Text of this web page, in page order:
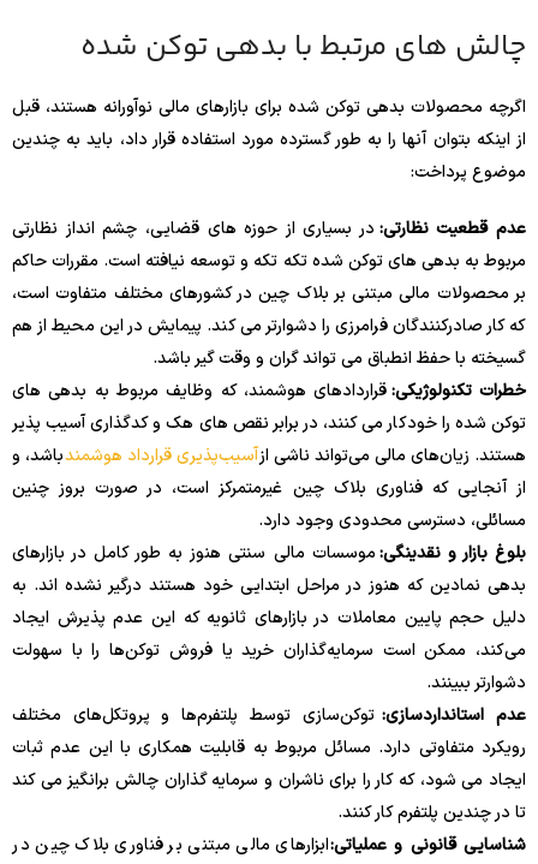
چالش های مرتبط با بدهی توکن شده
اگرچه محصولات بدهی توکن شده برای بازارهای مالی نوآورانه هستند، قبل
از اینکه بتوان آنها را به طور گسترده مورد استفاده قرار داد، باید به چندین
موضوع پرداخت:
عدم قطعیت نظارتی: در بسیاری از حوزه های قضایی، چشم انداز نظارتی
مربوط به بدهی های توکن شده تکه تکه و توسعه نیافته است. مقررات حاکم
بر محصولات مالی مبتنی بر بلاک چین در کشورهای مختلف متفاوت است،
که کار صادرکنندگان فرامرزی را دشوارتر می کند. پیمایش در این محیط از هم
گسیخته با حفظ انطباق می تواند گران و وقت گیر باشد.
خطرات تکنولوژیکی:قراردادهای هوشمند، که وظایف مربوط به بدهی های
توکن شده را خودکار می کنند، در برابر نقص های هک و کدگذاری آسیب پذیر
هستند. زیان‌های مالی می‌تواند ناشی ازآسیب‌پذیری قرارداد هوشمندباشد، و
از آنجایی که فناوری بلاک چین غیرمتمرکز است، در صورت بروز چنین
مسائلی، دسترسی محدودی وجود دارد.
بلوغ بازار و نقدینگی:موسسات مالی سنتی هنوز به طور کامل در بازارهای
بدهی نمادین که هنوز در مراحل ابتدایی خود هستند درگیر نشده اند. به
دلیل حجم پایین معاملات در بازارهای ثانویه که این عدم پذیرش ایجاد
می‌کند، ممکن است سرمایه‌گذاران خرید یا فروش توکن‌ها را با سهولت
دشوارتر ببینند.
عدم استانداردسازی:توکن‌سازی توسط پلتفرم‌ها و پروتکل‌های مختلف
رویکرد متفاوتی دارد. مسائل مربوط به قابلیت همکاری با این عدم ثبات
ایجاد می شود، که کار را برای ناشران و سرمایه گذاران چالش برانگیز می کند
تا در چندین پلتفرم کار کنند.
شناسایی قانونی و عملیاتی:ابزارهای مالی مبتنی بر فناوری بلاک چین در